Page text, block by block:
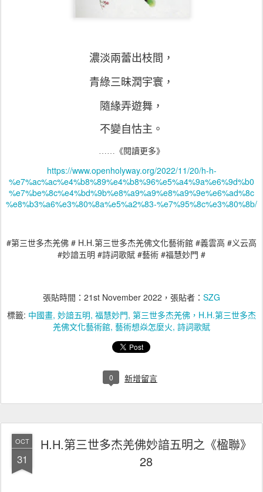
濃淡兩蕾出枝間，
青綠三昧潤宇寰，
隨緣弄遊舞，
不變自怙主。
《閱讀更多》
https://www.openholyway.org/2022/11/20/h-h-
%e7%ac%ac%e4%b8%89%e4%b8%96%e5%a4%9a%e6%9d%b0
%e7%be%8c%e4%bd%9b%e8%a9%a9%e8%a9%9e%e6%ad%8c
%e8%b3%a6%e3%80%8a%e5%a2%83-%e7%95%8c%e3%80%8b/
#第三世多杰羌佛 # H.H.第三世多杰羌佛文化藝術館 #義雲高 #义云高
#妙諳五明 #詩詞歌賦 #藝術 #福慧妙門 #
張貼時間： 21st November 2022 ，張貼者： SZG
標籤: 中國畫 妙諳五明 福慧妙門 第三世多杰羌佛，H.H.第三世多杰
羌佛文化藝術館 藝術想焱怎麼火 詩詞歌賦
0 新增留言
OCT
31
H.H.第三世多杰羌佛妙諳五明之《楹聯》
28